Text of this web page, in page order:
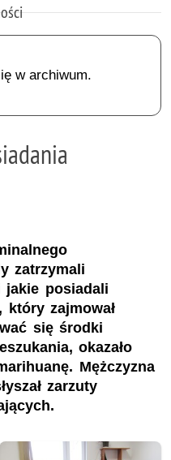
w archiwum.
zatrzymali
jakie posiadali
zajmował
się środki
okazało
Mężczyzna
zarzuty